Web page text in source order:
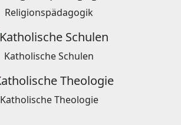
Religionspädagogik
Katholische Schulen
Katholische Theologie